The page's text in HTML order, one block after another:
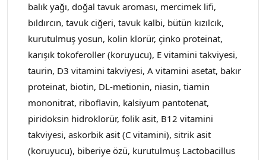
balık yağı, doğal tavuk aroması, mercimek lifi,
bıldırcın, tavuk ciğeri, tavuk kalbi, bütün kızılcık,
kurutulmuş yosun, kolin klorür, çinko proteinat,
karışık tokoferoller (koruyucu), E vitamini takviyesi,
taurin, D3 vitamini takviyesi, A vitamini asetat, bakır
proteinat, biotin, DL-metionin, niasin, tiamin
mononitrat, riboflavin, kalsiyum pantotenat,
piridoksin hidroklorür, folik asit, B12 vitamini
takviyesi, askorbik asit (C vitamini), sitrik asit
(koruyucu), biberiye özü, kurutulmuş Lactobacillus